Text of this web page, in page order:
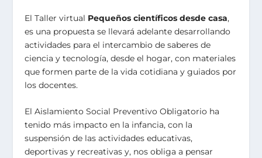
El Taller virtual Pequeños científicos desde casa,
es una propuesta se llevará adelante desarrollando
actividades para el intercambio de saberes de
ciencia y tecnología, desde el hogar, con materiales
que formen parte de la vida cotidiana y guiados por
los docentes.
El Aislamiento Social Preventivo Obligatorio ha
tenido más impacto en la infancia, con la
suspensión de las actividades educativas,
deportivas y recreativas y, nos obliga a pensar